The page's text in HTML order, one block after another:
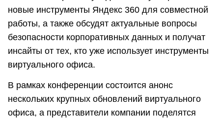
новые инструменты Яндекс 360 для совместной
работы, а также обсудят актуальные вопросы
безопасности корпоративных данных и получат
инсайты от тех, кто уже использует инструменты
виртуального офиса.
В рамках конференции состоится анонс
нескольких крупных обновлений виртуального
офиса, а представители компании поделятся